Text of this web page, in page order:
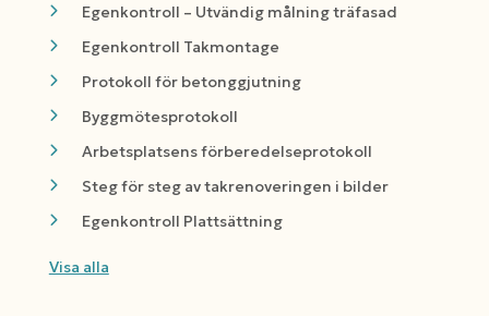
Egenkontroll – Utvändig målning träfasad
Egenkontroll Takmontage
Protokoll för betonggjutning
Byggmötesprotokoll
Arbetsplatsens förberedelseprotokoll
Steg för steg av takrenoveringen i bilder
Egenkontroll Plattsättning
Visa alla